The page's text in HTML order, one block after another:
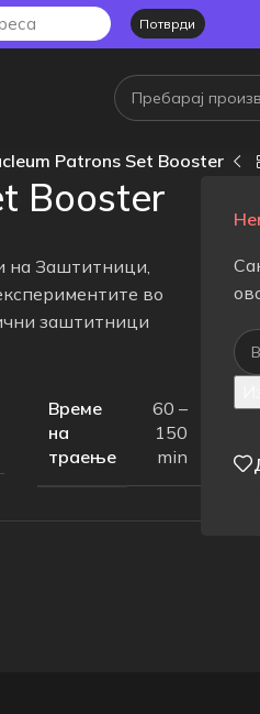
Patrons Set Booster
Booster
Заштитници,
во
заштитници
Време
на
траење
60 –
150
min